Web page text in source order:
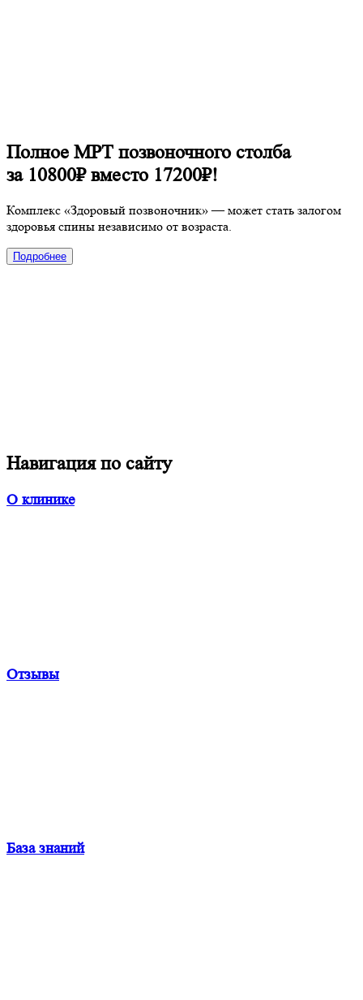
Полное МРТ позвоночного столба
за 10800₽ вместо 17200₽!
Комплекс «Здоровый позвоночник» — может стать залогом
здоровья спины независимо от возраста.
Подробнее
Навигация по сайту
О клинике
Отзывы
База знаний